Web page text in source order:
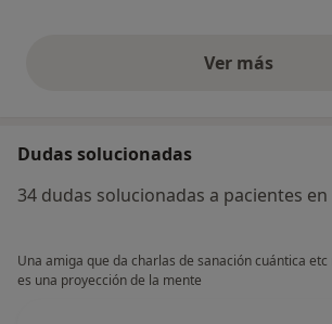
Ver másopiniones
Dudas solucionadas
34 dudas solucionadas a pacientes
Una amiga que da charlas de sanación cuántica
es una proyección de la mente